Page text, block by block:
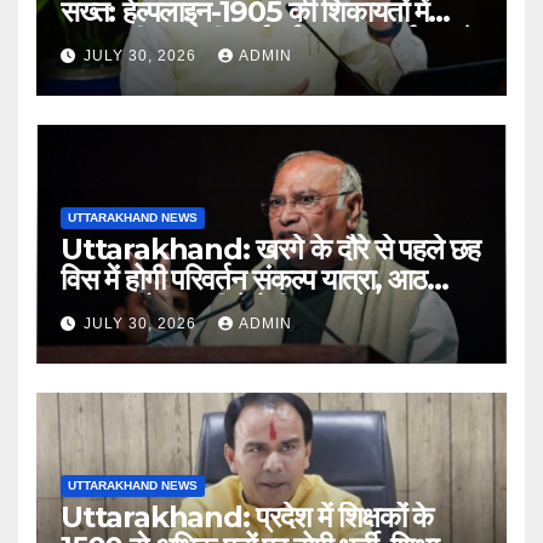
सख्त: हेल्पलाइन-1905 की शिकायतों में
लापरवाही पर होगी कार्रवाई, शून्य प्रदर्शन वाले
अधिकारियों को नोटिस…
JULY 30, 2026 ADMIN
UTTARAKHAND NEWS
Uttarakhand: खरगे के दौरे से पहले छह
विस में होगी परिवर्तन संकल्प यात्रा, आठ
अगस्त को हल्द्वानी में रैली
JULY 30, 2026 ADMIN
UTTARAKHAND NEWS
Uttarakhand: प्रदेश में शिक्षकों के